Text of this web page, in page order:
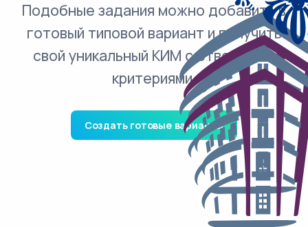
Подобные задания можно добавить в
готовый типовой вариант и получить
свой уникальный КИМ с ответами и
критериями.
Создать готовые варианты